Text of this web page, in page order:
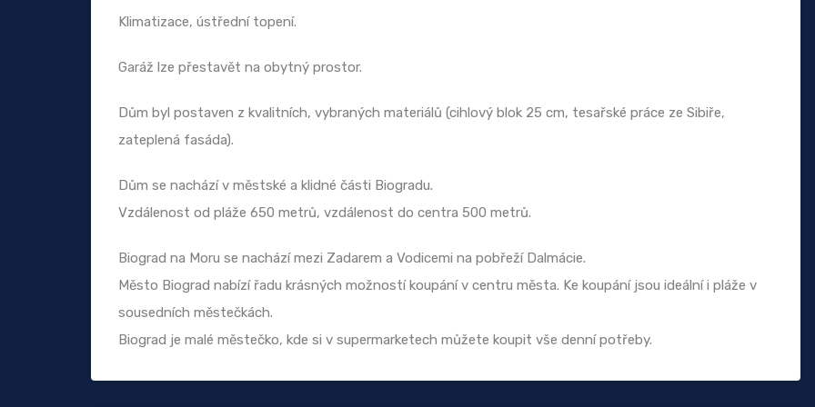
Klimatizace, ústřední topení.
Garáž lze přestavět na obytný prostor.
Dům byl postaven z kvalitních, vybraných materiálů (cihlový blok 25 cm, tesařské práce ze Sibiře,
zateplená fasáda).
Dům se nachází v městské a klidné části Biogradu.
Vzdálenost od pláže 650 metrů, vzdálenost do centra 500 metrů.
Biograd na Moru se nachází mezi Zadarem a Vodicemi na pobřeží Dalmácie.
Město Biograd nabízí řadu krásných možností koupání v centru města. Ke koupání jsou ideální i pláže v
sousedních městečkách.
Biograd je malé městečko, kde si v supermarketech můžete koupit vše denní potřeby.